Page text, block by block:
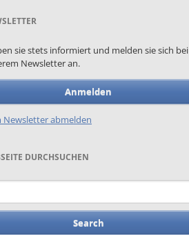
sie stets informiert und melden sie sich bei
Newsletter an.
Anmelden
Newsletter abmelden
DURCHSUCHEN